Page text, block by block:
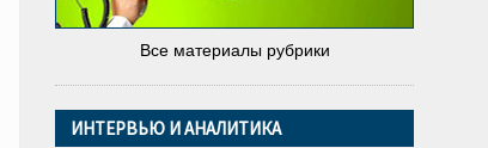
Все материалы рубрики
ИНТЕРВЬЮ И АНАЛИТИКА